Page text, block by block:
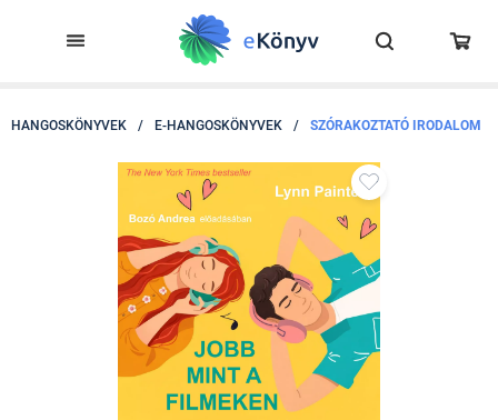
HANGOSKÖNYVEK / E-HANGOSKÖNYVEK / SZÓRAKOZTATÓ IRODALOM